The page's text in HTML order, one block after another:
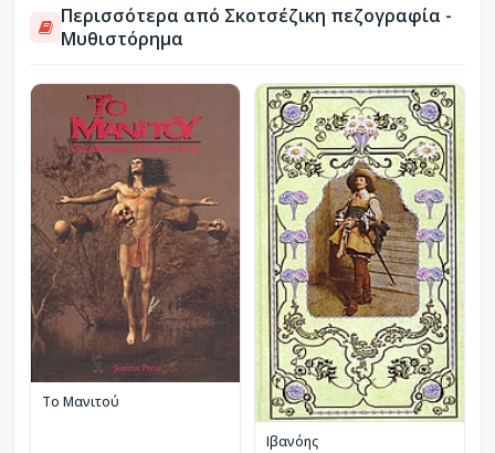
Περισσότερα από Σκοτσέζικη πεζογραφία -
Μυθιστόρημα
Το Μανιτού
Ιβανόης